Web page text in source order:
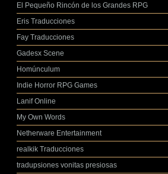
El Pequeño Rincón de los Grandes RPG
Eris Traducciones
Fay Traducciones
Gadesx Scene
Homúnculum
Indie Horror RPG Games
Lanif Online
My Own Words
Netherware Entertainment
realkik Traducciones
tradupsiones vonitas presiosas